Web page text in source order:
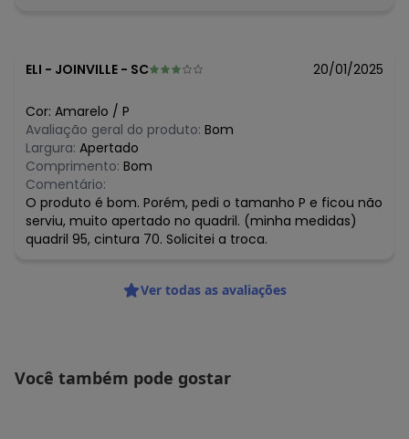
ELI - JOINVILLE - SC 20/01/2025
Cor: Amarelo / P
Avaliação geral do produto: Bom
Largura: Apertado
Comprimento: Bom
Comentário:
O produto é bom. Porém, pedi o tamanho P e ficou não
serviu, muito apertado no quadril. (minha medidas)
quadril 95, cintura 70. Solicitei a troca.
Ver todas as avaliações
Você também pode gostar